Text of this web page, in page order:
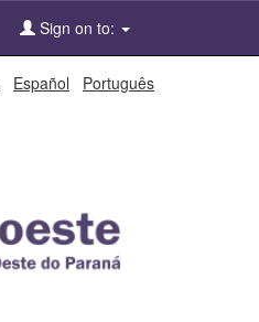
Sign on to:
Español Português